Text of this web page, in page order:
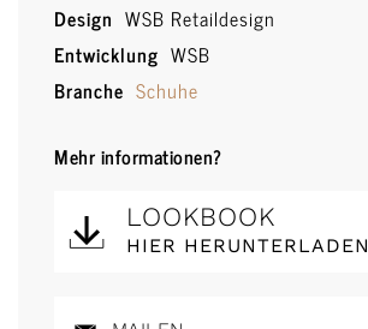
Design WSB Retaildesign
Entwicklung WSB
Branche Schuhe
Mehr informationen?
LOOKBOOK
HIER HERUNTERLADEN